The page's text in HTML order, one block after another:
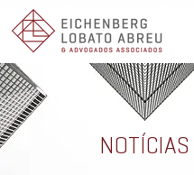
Eichenberg, Lobato, Abreu &
Advocacia Full Service
NOTÍCIAS